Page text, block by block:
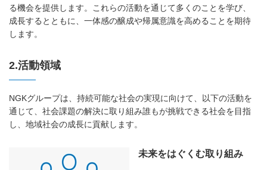
る機会を提供します。これらの活動を通じて多くのことを学び、
成長するとともに、一体感の醸成や帰属意識を高めることを期待
します。
2.活動領域
NGKグループは、持続可能な社会の実現に向けて、以下の活動を
通じて、社会課題の解決に取り組み誰もが挑戦できる社会を目指
し、地域社会の成長に貢献します。
未来をはぐくむ取り組み